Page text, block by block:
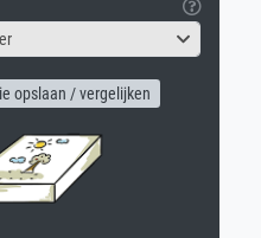
opslaan / vergelijken